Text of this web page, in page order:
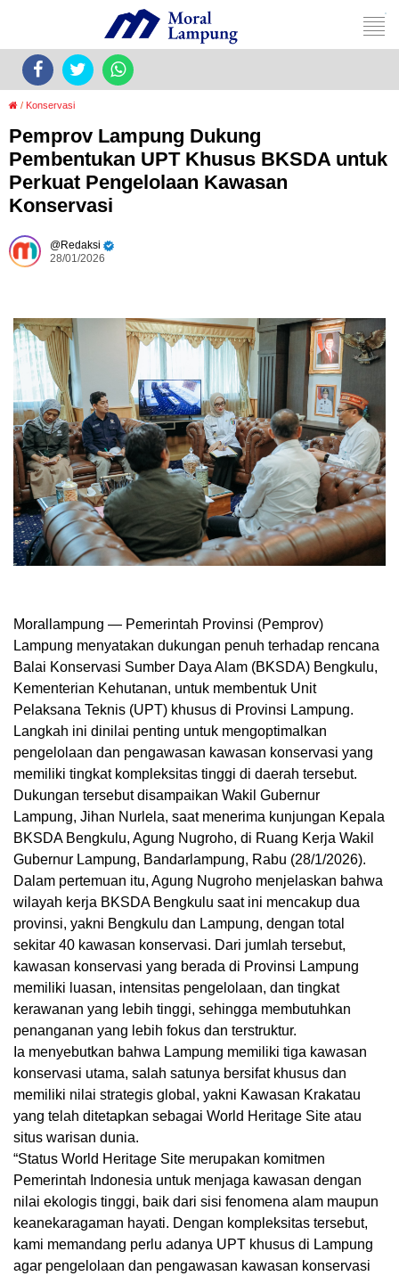
/ Konservasi
Pemprov Lampung Dukung
Pembentukan UPT Khusus BKSDA untuk
Perkuat Pengelolaan Kawasan
Konservasi
Redaksi
28/01/2026
Morallampung — Pemerintah Provinsi (Pemprov)
Lampung menyatakan dukungan penuh terhadap rencana
Balai Konservasi Sumber Daya Alam (BKSDA) Bengkulu,
Kementerian Kehutanan, untuk membentuk Unit
Pelaksana Teknis (UPT) khusus di Provinsi Lampung.
Langkah ini dinilai penting untuk mengoptimalkan
pengelolaan dan pengawasan kawasan konservasi yang
memiliki tingkat kompleksitas tinggi di daerah tersebut.
Dukungan tersebut disampaikan Wakil Gubernur
Lampung, Jihan Nurlela, saat menerima kunjungan Kepala
BKSDA Bengkulu, Agung Nugroho, di Ruang Kerja Wakil
Gubernur Lampung, Bandarlampung, Rabu (28/1/2026).
Dalam pertemuan itu, Agung Nugroho menjelaskan bahwa
wilayah kerja BKSDA Bengkulu saat ini mencakup dua
provinsi, yakni Bengkulu dan Lampung, dengan total
sekitar 40 kawasan konservasi. Dari jumlah tersebut,
kawasan konservasi yang berada di Provinsi Lampung
memiliki luasan, intensitas pengelolaan, dan tingkat
kerawanan yang lebih tinggi, sehingga membutuhkan
penanganan yang lebih fokus dan terstruktur.
Ia menyebutkan bahwa Lampung memiliki tiga kawasan
konservasi utama, salah satunya bersifat khusus dan
memiliki nilai strategis global, yakni Kawasan Krakatau
yang telah ditetapkan sebagai World Heritage Site atau
situs warisan dunia.
“Status World Heritage Site merupakan komitmen
Pemerintah Indonesia untuk menjaga kawasan dengan
nilai ekologis tinggi, baik dari sisi fenomena alam maupun
keanekaragaman hayati. Dengan kompleksitas tersebut,
kami memandang perlu adanya UPT khusus di Lampung
agar pengelolaan dan pengawasan kawasan konservasi